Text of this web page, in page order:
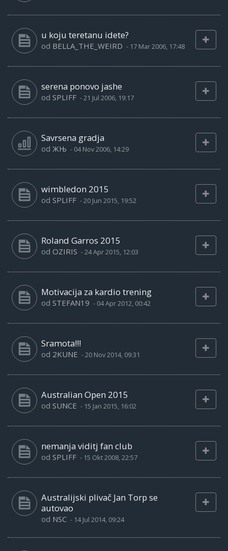
u koju teretanu idete?
od BELLA_THE_WEIRD - 17 Mar 2006, 17:48
serena ponovo jashe
od SPLIFF -21 Jul 2006, 19:17
Savrsena gradja
od ЖЊ - 04 Nov 2006, 14:29
wimbledon 2015
od SPLIFF -20 Jun 2015, 19:52
Roland Garros 2015
od OZIRIS -24 Apr 2015, 12:03
Motivacija za kardio trening
od STEFAN19 - 04 Apr 2012, 00:42
Sramota!!!
od 2KUNE -20 Nov 2014, 09:31
Australian Open 2015
od SUNCE - 15 Jan 2015, 16:02
nemanja viditj fan club
od SPLIFF - 15 Okt 2008, 22:57
Australijski plivač Jan Torp se
autovao
od NSC - 14 Jul 2014, 09:24